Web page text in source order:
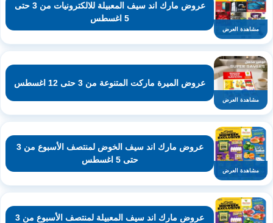
مشاهدة العرض
عروض مارك اند سيف المعبيلة للالكترونيات من 3 حتى
5 اغسطس
مشاهدة العرض
عروض الميرة ماركت المتنوعة من 3 حتى 12 اغسطس
مشاهدة العرض
عروض مارك اند سيف الخوض لمنتصف الأسبوع من 3
حتى 5 اغسطس
عروض مارك اند سيف المعبيلة لمنتصف الأسبوع من 3